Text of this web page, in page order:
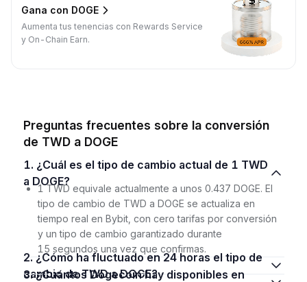
Gana con DOGE
Aumenta tus tenencias con Rewards Service
y On-Chain Earn.
Preguntas frecuentes sobre la conversión
de TWD a DOGE
1. ¿Cuál es el tipo de cambio actual de 1 TWD
a DOGE?
1 TWD equivale actualmente a unos 0.437 DOGE. El
tipo de cambio de TWD a DOGE se actualiza en
tiempo real en Bybit, con cero tarifas por conversión
y un tipo de cambio garantizado durante
15 segundos una vez que confirmas.
2. ¿Cómo ha fluctuado en 24 horas el tipo de
cambio de TWD a DOGE?
3. ¿Cuántos Dogecoin hay disponibles en